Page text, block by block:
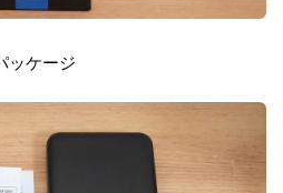
ッケージ